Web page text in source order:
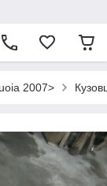
2007>